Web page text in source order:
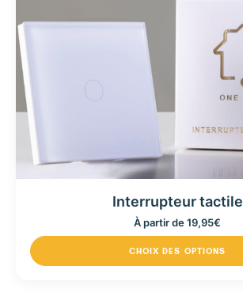
Interrupteur tactile
À partir de19,95€
CHOIX DES OPTIONS